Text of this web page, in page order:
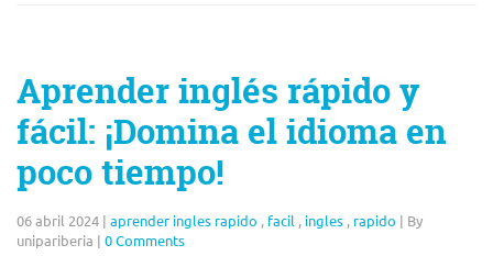
Aprender inglés rápido y
fácil: ¡Domina el idioma en
poco tiempo!
06 abril 2024 | aprender ingles rapido , facil , ingles , rapido | By
unipariberia | 0 Comments